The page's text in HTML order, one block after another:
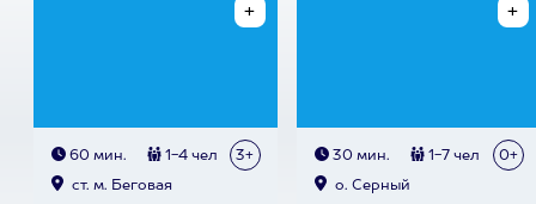
60 мин. 1-4 чел 3+
ст. м. Беговая
30 мин. 1-7 чел 0+
о. Серный